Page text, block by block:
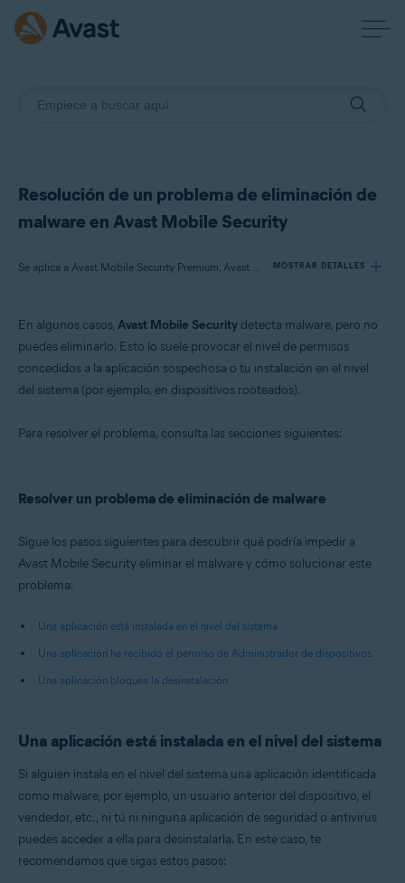
Resolución de un problema de eliminación de
malware en Avast Mobile Security
Se aplica a Avast Mobile Security Premium, Avast Mobile Security MOSTRAR DETALLES
Productos:
Avast Mobile Security
Android
En algunos casos, Avast Mobile Security detecta malware, pero no
puedes eliminarlo. Esto lo suele provocar el nivel de permisos
concedidos a la aplicación sospechosa o tu instalación en el nivel
del sistema (por ejemplo, en dispositivos rooteados).
Para resolver el problema, consulta las secciones siguientes:
Resolver un problema de eliminación de malware
Sigue los pasos siguientes para descubrir qué podría impedir a
Avast Mobile Security eliminar el malware y cómo solucionar este
problema:
Una aplicación está instalada en el nivel del sistema
Una aplicación ha recibido el permiso de Administrador de dispositivos
Una aplicación bloquea la desinstalación
Una aplicación está instalada en el nivel del sistema
Si alguien instala en el nivel del sistema una aplicación identificada
como malware, por ejemplo, un usuario anterior del dispositivo, el
vendedor, etc., ni tú ni ninguna aplicación de seguridad o antivirus
puedes acceder a ella para desinstalarla. En este caso, te
recomendamos que sigas estos pasos: